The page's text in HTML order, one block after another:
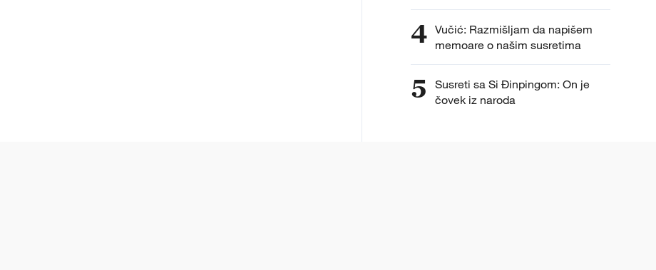
4 Vučić: Razmišljam da napišem
memoare o našim susretima
5
Susreti sa Si Đinpingom: On je
čovek iz naroda